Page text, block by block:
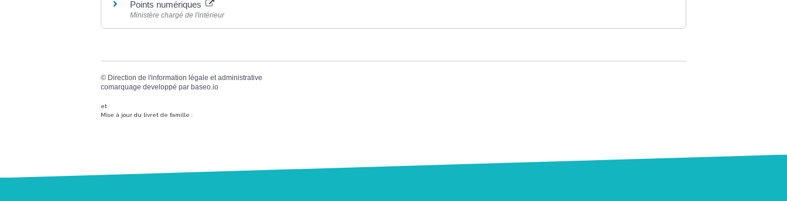
Points numériques
Ministère chargé de l'intérieur
© Direction de l'information légale et administrative
comarquage developpé par baseo.io
et
Mise à jour du livret de famille :